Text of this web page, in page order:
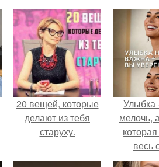
20 вещей, которые
делают из тебя
старуху.
Улыбка
мелочь,
весь